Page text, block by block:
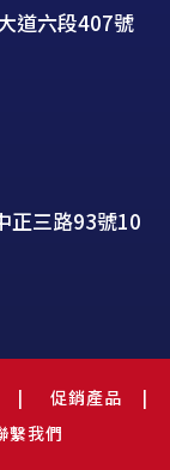
道六段407號
正三路93號10
促銷產品
繫我們